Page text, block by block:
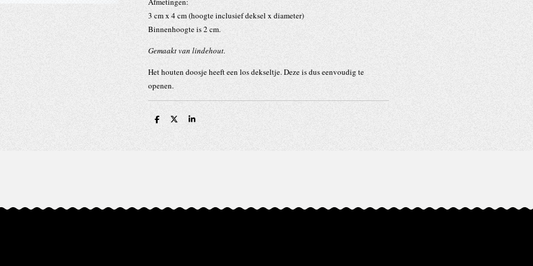
3 cm x 4 cm (hoogte inclusief deksel x diameter)
Binnenhoogte is 2 cm.
Gemaakt van lindehout.
Het houten doosje heeft een los dekseltje. Deze is dus eenvoudig te
openen.
D
D
S